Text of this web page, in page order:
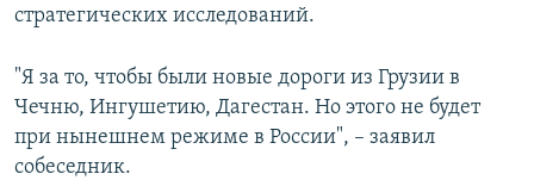
стратегических исследований.
"Я за то, чтобы были новые дороги из Грузии в
Чечню, Ингушетию, Дагестан. Но этого не будет
при нынешнем режиме в России", – заявил
собеседник.